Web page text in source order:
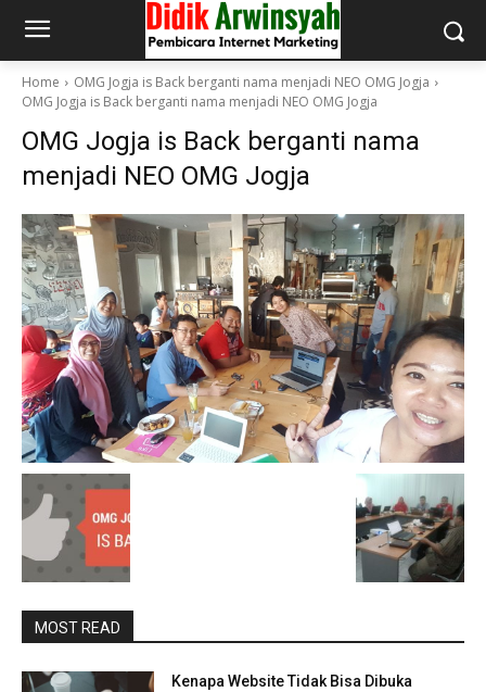
Home
OMG Jogja is Back berganti nama menjadi NEO OMG Jogja
OMG Jogja is Back berganti nama menjadi NEO OMG Jogja
OMG Jogja is Back berganti nama
menjadi NEO OMG Jogja
MOST READ
Kenapa Website Tidak Bisa Dibuka